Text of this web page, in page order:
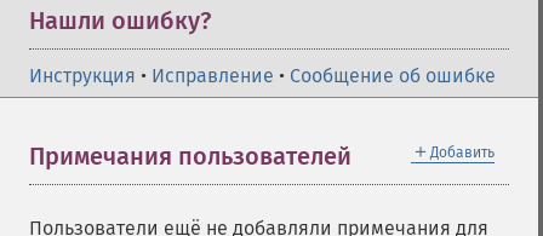
Нашли ошибку?
Инструкция • Исправление • Сообщение об ошибке
＋ Добавить
Примечания пользователей
Пользователи ещё не добавляли примечания для